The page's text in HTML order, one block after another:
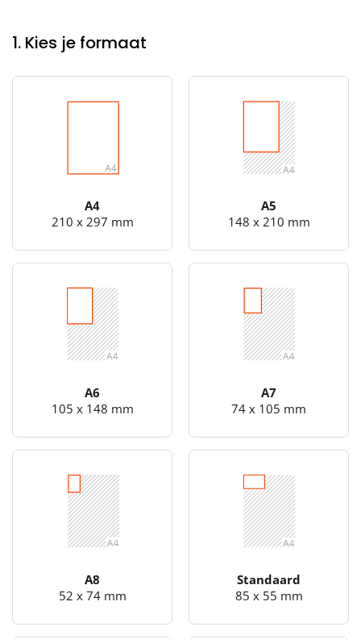
1. Kies je formaat
A4
210 x 297 mm
A5
148 x 210 mm
A6
105 x 148 mm
A7
74 x 105 mm
A8
52 x 74 mm
Standaard
85 x 55 mm